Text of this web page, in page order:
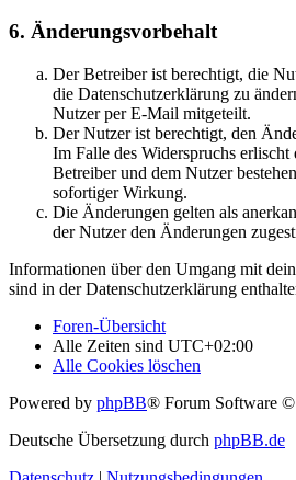
6. Änderungsvorbehalt
Der Betreiber ist berechtigt, die
die Datenschutzerklärung zu
Nutzer per E-Mail mitgeteilt.
Der Nutzer ist berechtigt, den
Im Falle des Widerspruchs erlischt
Betreiber und dem Nutzer
sofortiger Wirkung.
Die Änderungen gelten als
der Nutzer den Änderungen
Informationen über den Umgang mit
sind in der Datenschutzerklärung
Foren-Übersicht
Alle Zeiten sind UTC+02:00
Alle Cookies löschen
Powered by phpBB® Forum Software
Deutsche Übersetzung durch phpBB.de